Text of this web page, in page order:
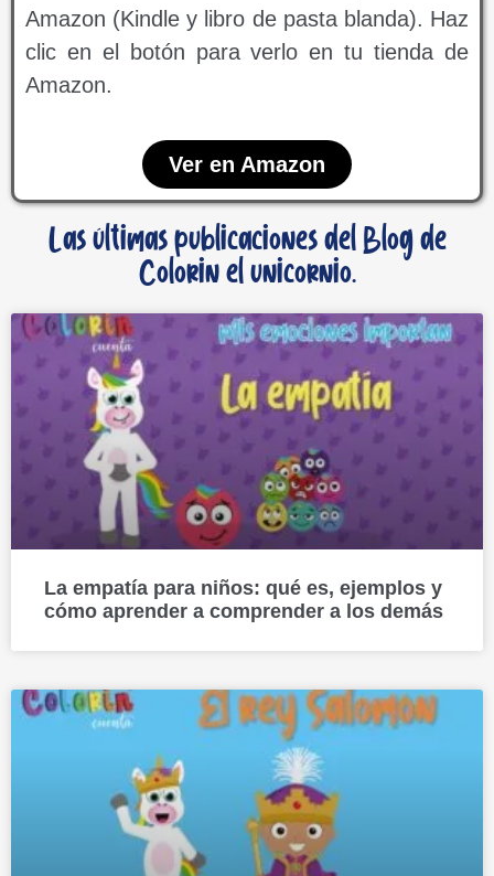
Amazon (Kindle y libro de pasta blanda). Haz
clic en el botón para verlo en tu tienda de
Amazon.
Ver en Amazon
Las últimas publicaciones del Blog de
Colorin el unicornio.
La empatía para niños: qué es, ejemplos y
cómo aprender a comprender a los demás